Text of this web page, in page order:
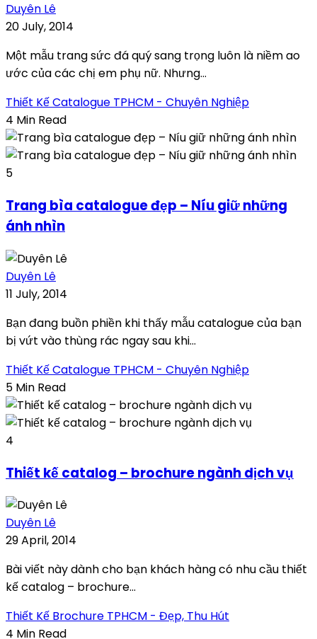
Duyên Lê
20 July, 2014
Một mẫu trang sức đá quý sang trọng luôn là niềm ao
ước của các chị em phụ nữ. Nhưng...
Thiết Kế Catalogue TPHCM - Chuyên Nghiệp
4 Min Read
5
Trang bìa catalogue đẹp – Níu giữ những
ánh nhìn
Duyên Lê
11 July, 2014
Bạn đang buồn phiền khi thấy mẫu catalogue của bạn
bị vứt vào thùng rác ngay sau khi...
Thiết Kế Catalogue TPHCM - Chuyên Nghiệp
5 Min Read
4
Thiết kế catalog – brochure ngành dịch vụ
Duyên Lê
29 April, 2014
Bài viết này dành cho bạn khách hàng có nhu cầu thiết
kế catalog – brochure...
Thiết Kế Brochure TPHCM - Đẹp, Thu Hút
4 Min Read